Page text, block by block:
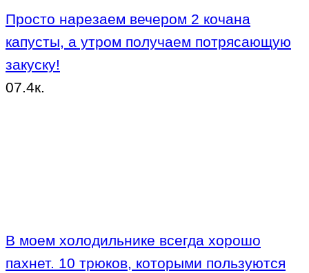
Просто нарезаем вечером 2 кочана
капусты, а утром получаем потрясающую
закуску!
07.4к.
В моем холодильнике всегда хорошо
пахнет. 10 трюков, которыми пользуются